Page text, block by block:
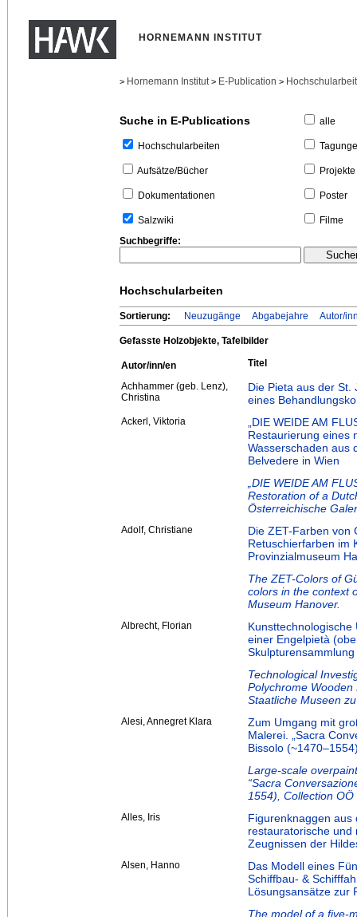
HORNEMANN INSTITUT
> Hornemann Institut > E-Publication >
Suche in E-Publications
Hochschularbeiten
Aufsätze/Bücher
Dokumentationen
Salzwiki
alle
Projekte
Poster
Filme
Suchbegriffe:
Hochschularbeiten
Sortierung: Neuzugänge Abgabejahre Autor/
Gefasste Holzobjekte, Tafelbilder
Autor/inn/en Titel
Achhammer (geb. Lenz),
Christina
Die Pieta aus der St.
eines
Ackerl, Viktoria
„DIE WEIDE AM
Restaurierung eines
Wasserschaden aus
Belvedere in Wien
„DIE WEIDE AM
Restoration of a
Österreichische
Adolf, Christiane
Die ZET-Farben von
Retuschierfarben im
Provinzialmuseum
The ZET-Colors of
colors in the context
Museum Hanover.
Albrecht, Florian
einer Engelpietà
Technological
Polychrome
Staatliche Museen
Alesi, Annegret Klara
Zum Umgang mit
Malerei. „Sacra
Bissolo
Large-scale
“Sacra
1554), Collection
Alles, Iris
Figurenknaggen aus
restauratorische und
Zeugnissen der
Alsen, Hanno
Das Modell eines
Schiffbau- &
Lösungsansätze zur
The model of a five-